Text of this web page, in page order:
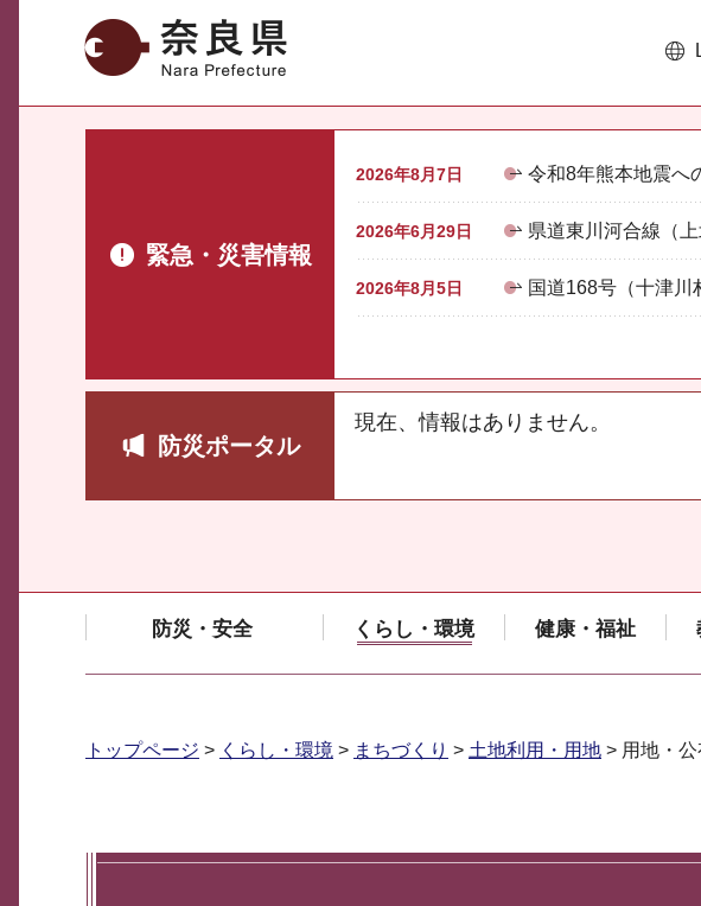
奈良県
緊急・災害情報
2026年8月7日 令和8年熊本地震へ
2026年6月29日 県道東川河合線（
2026年8月5日 国道168号（十津川
防災ポータル
現在、情報はありません。
防災・安全 くらし・環境 健康・福祉
トップページ > くらし・環境 > まちづくり > 土地利用・用地 > 用地・